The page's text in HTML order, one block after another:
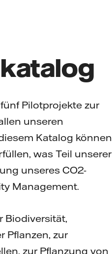
Pilotprojekte zur
unseren
Katalog können
was Teil unserer
unseres CO2-
Management.
Biodiversität,
Pflanzen, zur
zur Pflanzung von